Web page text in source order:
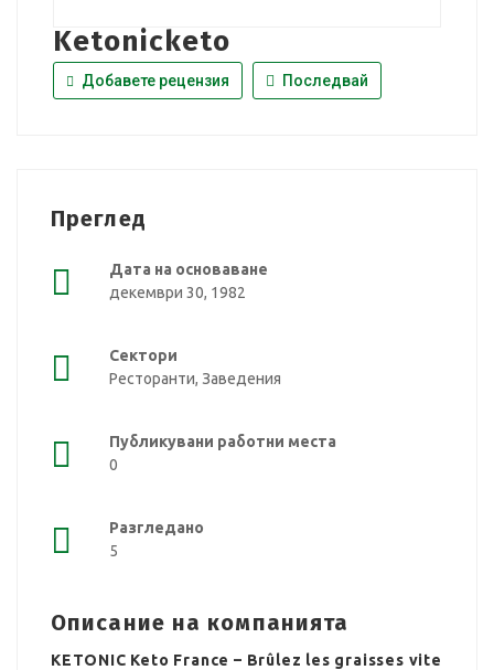
Ketonicketo
Добавете рецензия Последвай
Преглед
Дата на основаване
декември 30, 1982
Сектори
Ресторанти, Заведения
Публикувани работни места
0
Разгледано
5
Описание на компанията
KETONIC Keto France – Brûlez les graisses vite